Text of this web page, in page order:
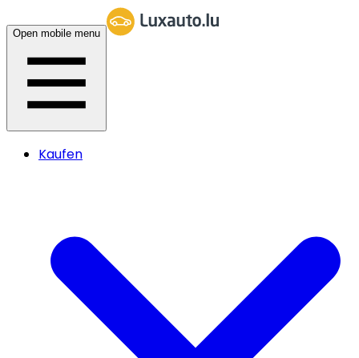
Open mobile menu
Kaufen